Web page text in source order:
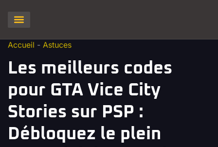
Accueil - Astuces
Les meilleurs codes
pour GTA Vice City
Stories sur PSP :
Débloquez le plein